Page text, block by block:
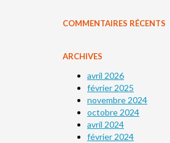
COMMENTAIRES RÉCENTS
ARCHIVES
avril 2026
février 2025
novembre 2024
octobre 2024
avril 2024
février 2024